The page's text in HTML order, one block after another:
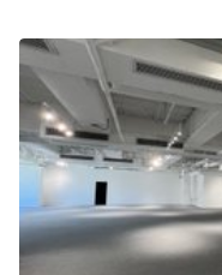
Een
fotoshoot
maken
Conferentie
Type ruimte